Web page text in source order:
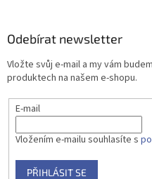
Odebírat newsletter
Vložte svůj e-mail a my vám
produktech na našem e-shopu.
E-mail
Vložením e-mailu souhlasíte s
PŘIHLÁSIT SE